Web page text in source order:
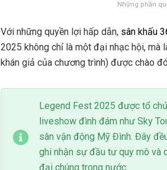
Những phần
Với những quyền lợi hấp dẫn, sân khấu
2025 không chỉ là một đại nhạc hội, mà
khán giả của chương trình) được chào
Legend Fest 2025 được tổ
liveshow đình đám như Sky
sân vận động Mỹ Đình. Đây
ghi nhận sự đầu tư quy mô và
đại chúng trong nước.